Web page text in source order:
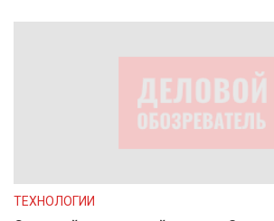
ТЕХНОЛОГИИ